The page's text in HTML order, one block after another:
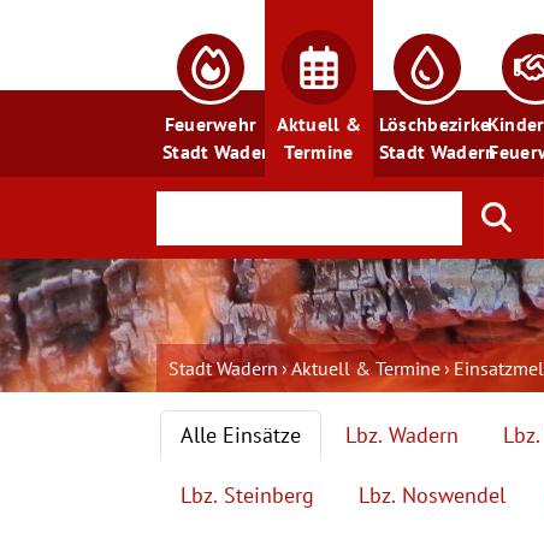
Feuerwehr
Stadt Wadern
Aktuell &
Termine
Löschbezirke
Stadt Wadern
Stadt Wadern Aktuell & Termine
Alle Einsätze Lbz. Wadern
Lbz. Steinberg Lbz. Noswendel